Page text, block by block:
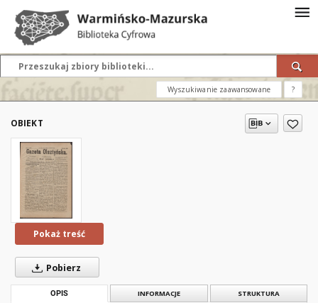
Wyszukiwanie zaawansowane ?
OBIEKT
Pokaż treść
Pobierz
OPIS INFORMACJE STRUKTURA